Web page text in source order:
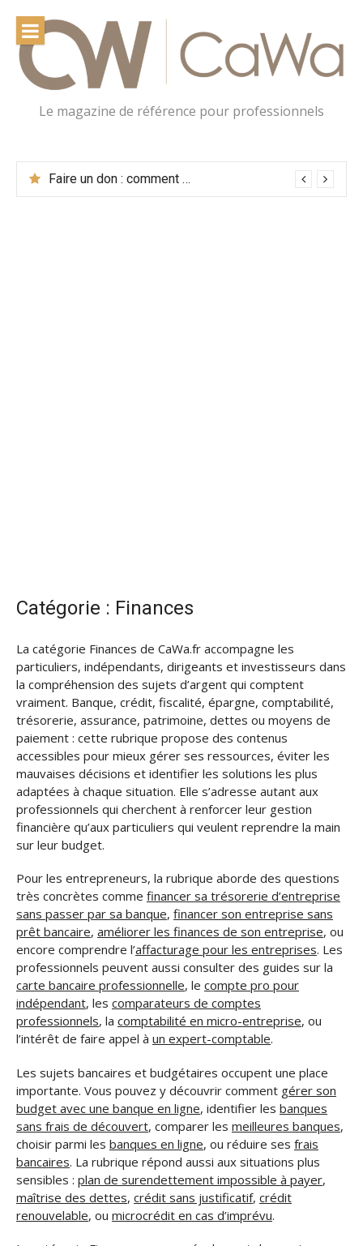
Le magazine de référence pour professionnels
Mutuelle d’entreprise : avantages concrets pour vos salariés
Catégorie : Finances
La catégorie Finances de CaWa.fr accompagne les
particuliers, indépendants, dirigeants et investisseurs dans
la compréhension des sujets d’argent qui comptent
vraiment. Banque, crédit, fiscalité, épargne, comptabilité,
trésorerie, assurance, patrimoine, dettes ou moyens de
paiement : cette rubrique propose des contenus
accessibles pour mieux gérer ses ressources, éviter les
mauvaises décisions et identifier les solutions les plus
adaptées à chaque situation. Elle s’adresse autant aux
professionnels qui cherchent à renforcer leur gestion
financière qu’aux particuliers qui veulent reprendre la main
sur leur budget.
Pour les entrepreneurs, la rubrique aborde des questions
très concrètes comme financer sa trésorerie d’entreprise
sans passer par sa banque, financer son entreprise sans
prêt bancaire, améliorer les finances de son entreprise, ou
encore comprendre l’affacturage pour les entreprises. Les
professionnels peuvent aussi consulter des guides sur la
carte bancaire professionnelle, le compte pro pour
indépendant, les comparateurs de comptes
professionnels, la comptabilité en micro-entreprise, ou
l’intérêt de faire appel à un expert-comptable.
Les sujets bancaires et budgétaires occupent une place
importante. Vous pouvez y découvrir comment gérer son
budget avec une banque en ligne, identifier les banques
sans frais de découvert, comparer les meilleures banques,
choisir parmi les banques en ligne, ou réduire ses frais
bancaires. La rubrique répond aussi aux situations plus
sensibles : plan de surendettement impossible à payer,
maîtrise des dettes, crédit sans justificatif, crédit
renouvelable, ou microcrédit en cas d’imprévu.